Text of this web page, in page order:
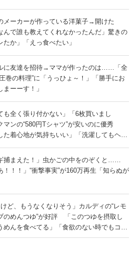
メーカーが作っている洋菓子→開けた
で誰も教えてくれなかったんだ」驚きの
たか」「えっ食べたい」
に友達を招待→ママが作ったのは……「全
巻の料理”に「うっひょ～！」「勝手にお
まーーす！」
も全く張り付かない」「6枚買いまし
ンの“580円Tシャツ”が安いのに優秀
た着心地が気持ちいい」「洗濯してもヘタ
捕まえた！」虫かごの中をのぞくと……
！！！」“衝撃事実”が160万再生「知らぬが
けど、もうなくなりそう」カルディの“レモ
のめんつゆ”が好評 「このつゆを摂取し
めんを食べてる」「食欲のない時でもコレ
」